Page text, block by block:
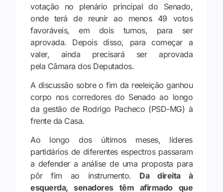
votação no plenário principal do Senado,
onde terá de reunir ao menos 49 votos
favoráveis, em dois turnos, para ser
aprovada. Depois disso, para começar a
valer, ainda precisará ser aprovada
pela Câmara dos Deputados.
A discussão sobre o fim da reeleição ganhou
corpo nos corredores do Senado ao longo
da gestão de Rodrigo Pacheco (PSD-MG) à
frente da Casa.
Ao longo dos últimos meses, líderes
partidários de diferentes espectros passaram
a defender a análise de uma proposta para
pôr fim ao instrumento. Da direita à
esquerda, senadores têm afirmado que